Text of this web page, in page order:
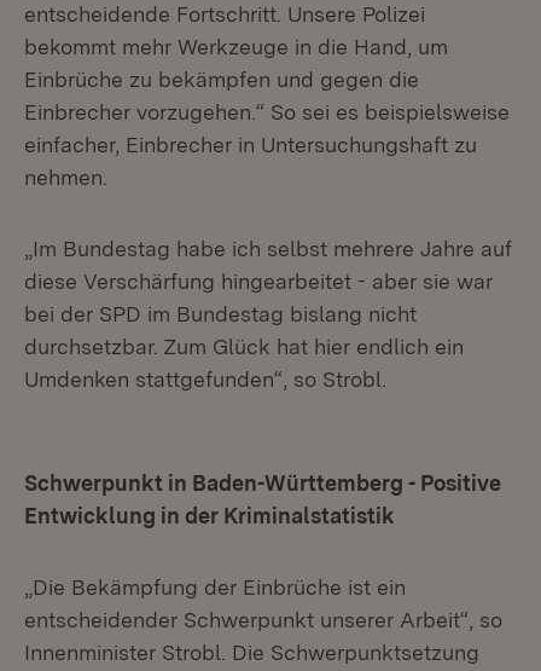
entscheidende Fortschritt. Unsere Polizei
bekommt mehr Werkzeuge in die Hand, um
Einbrüche zu bekämpfen und gegen die
Einbrecher vorzugehen.“ So sei es beispielsweise
einfacher, Einbrecher in Untersuchungshaft zu
nehmen.
„Im Bundestag habe ich selbst mehrere Jahre auf
diese Verschärfung hingearbeitet - aber sie war
bei der SPD im Bundestag bislang nicht
durchsetzbar. Zum Glück hat hier endlich ein
Umdenken stattgefunden“, so Strobl.
Schwerpunkt in Baden-Württemberg - Positive
Entwicklung in der Kriminalstatistik
„Die Bekämpfung der Einbrüche ist ein
entscheidender Schwerpunkt unserer Arbeit“, so
Innenminister Strobl. Die Schwerpunktsetzung